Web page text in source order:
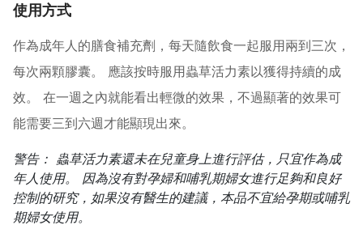
使用方式
作為成年人的膳食補充劑，每天隨飲食一起服用兩到三次，
每次兩顆膠囊。 應該按時服用蟲草活力素以獲得持續的成
效。 在一週之內就能看出輕微的效果，不過顯著的效果可
能需要三到六週才能顯現出來。
警告： 蟲草活力素還未在兒童身上進行評估，只宜作為成
年人使用。 因為沒有對孕婦和哺乳期婦女進行足夠和良好
控制的研究，如果沒有醫生的建議，本品不宜給孕期或哺乳
期婦女使用。